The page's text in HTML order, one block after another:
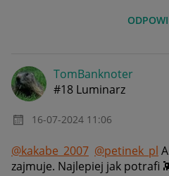
TomBanknoter
#18 Luminarz
‎16-07-2024 11:06
@kakabe_2007 @petinek_pl
zajmuje. Najlepiej jak potrafi